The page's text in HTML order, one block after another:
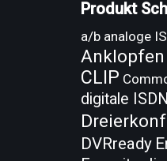
Produkt
a/b analoge
Anklopfen
CLIP
digitale
DVRready